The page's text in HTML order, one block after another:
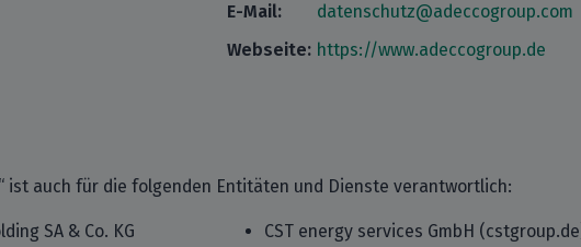
E-Mail:
datenschutz@adeccogroup.com
Webseite: https://www.adeccogroup.de
ist auch für die folgenden Entitäten und Dienste verantwortlich:
SA & Co. KG
CST energy services GmbH